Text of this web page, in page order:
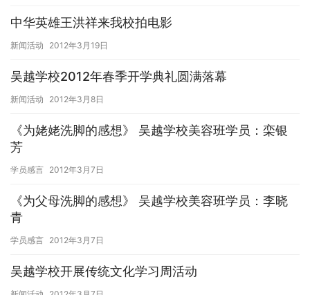
中华英雄王洪祥来我校拍电影
新闻活动 2012年3月19日
吴越学校2012年春季开学典礼圆满落幕
新闻活动 2012年3月8日
《为姥姥洗脚的感想》 吴越学校美容班学员：栾银
芳
学员感言 2012年3月7日
《为父母洗脚的感想》 吴越学校美容班学员：李晓
青
学员感言 2012年3月7日
吴越学校开展传统文化学习周活动